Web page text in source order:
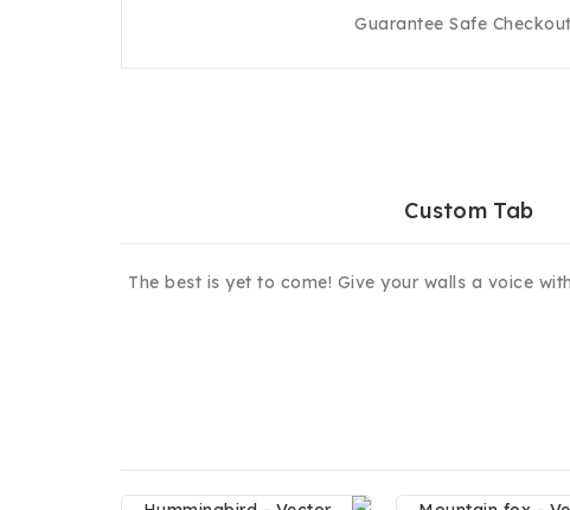
Custom Tab
The best is yet to come! Give your walls a voice